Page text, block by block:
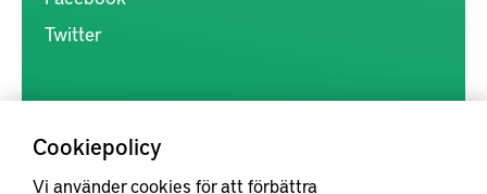
Cookiepolicy
Vi använder cookies för att förbättra
Twitter